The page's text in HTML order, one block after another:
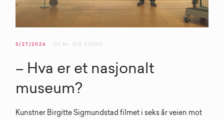
3/27/2026 FILM- OG VIDEO
– Hva er et nasjonalt
museum?
Kunstner Birgitte Sigmundstad filmet i seks år veien mot